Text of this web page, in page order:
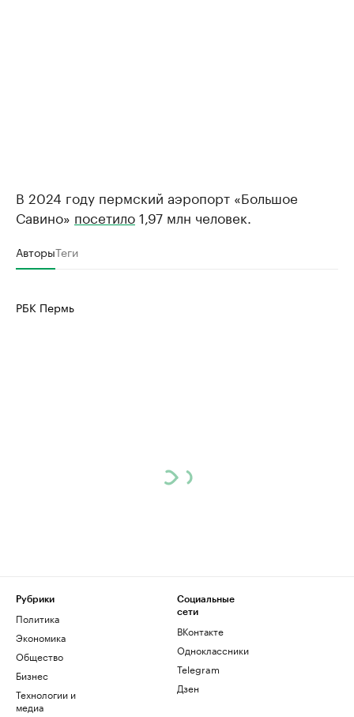
В 2024 году пермский аэропорт «Большое
Савино» посетило1,97 млн человек.
АвторыТеги
РБК Пермь
Рубрики
Политика
Экономика
Общество
Бизнес
Технологии и
медиа
Социальные
сети
ВКонтакте
Одноклассники
Telegram
Дзен